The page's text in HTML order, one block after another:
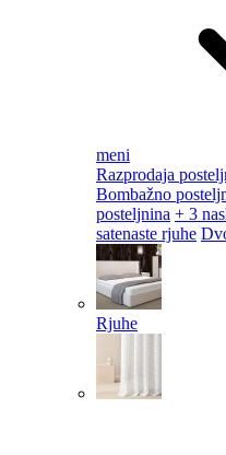
meni
Razprodaja
Bombažno
posteljnina + 3
satenaste rjuhe
Rjuhe